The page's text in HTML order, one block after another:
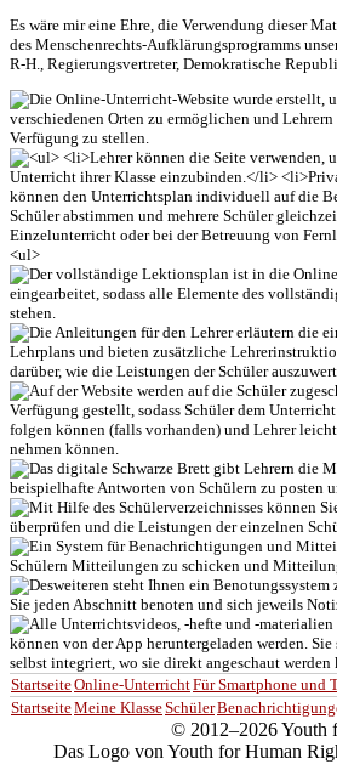
Es wäre mir eine Ehre, die Verwendung dieser
des Menschenrechts-Aufklärungsprogramms
R-H., Regierungsvertreter, Demokratische
StartseiteOnline-UnterrichtFür Smartphone und
StartseiteMeine KlasseSchüler
© 2012–2026 Youth
Das Logo von Youth for Human